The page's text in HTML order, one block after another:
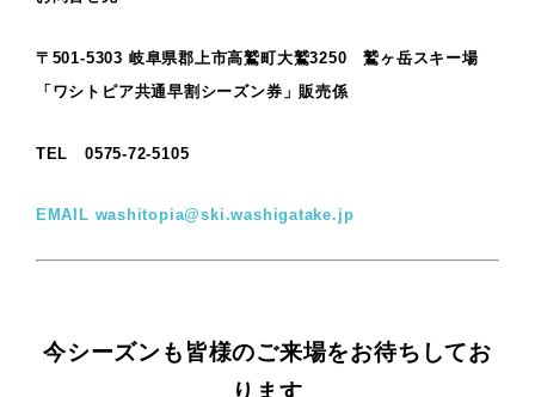
〒501-5303 岐阜県郡上市高鷲町大鷲3250 鷲ヶ岳スキー場
「ワシトピア共通早割シーズン券」販売係
TEL 0575-72-5105
EMAIL washitopia@ski.washigatake.jp
今シーズンも皆様のご来場をお待ちしてお